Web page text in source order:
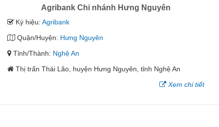
Agribank Chi nhánh Hưng Nguyên
Ký hiệu: Agribank
Quận/Huyện: Hưng Nguyên
Tỉnh/Thành: Nghệ An
Thị trấn Thái Lão, huyện Hưng Nguyên, tỉnh Nghệ An
Xem chi tiết